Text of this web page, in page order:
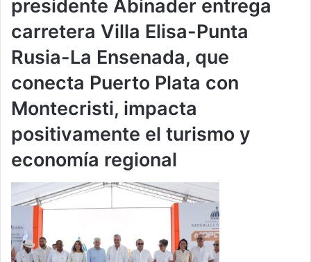
presidente Abinader entrega
carretera Villa Elisa-Punta
Rusia-La Ensenada, que
conecta Puerto Plata con
Montecristi, impacta
positivamente el turismo y
economía regional